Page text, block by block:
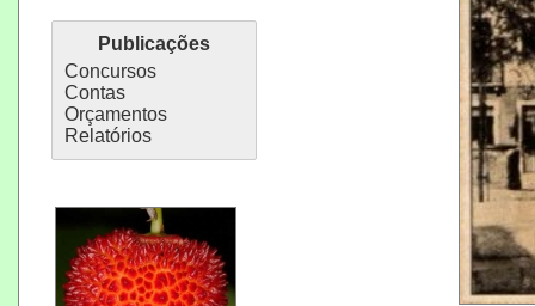
Publicações
Concursos
Contas
Orçamentos
Relatórios